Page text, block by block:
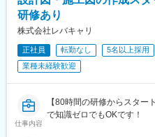
駅、弁天町駅、西九条駅、
地駅、名鉄名古屋駅、近鉄
知県)、星ケ丘駅(愛知県)、
岡県)、福岡空港駅(鉄道)、
岡県)、中洲川端駅、千早駅
暮里駅(舎人ライナー)、祐天
駅、上前津駅、東別院駅、
駅、千里中央駅(大阪モノレ
錦糸町駅、大手町駅(東京都)
駅、東武練馬駅、新横浜駅
戸新田駅、松飛台駅、スポ
駅、海浜幕張駅、誉田駅、
キャンパス駅、新千葉駅、
県)、南浦和駅、さいたま新
波駅、淀屋橋駅、渡辺橋駅
駅、平林駅(大阪府)、中ふ
研修あり
株式会社レバキャリ
正社員 転勤なし 5名以上採用
業種未経験歓迎
仕事内容
【80時間の研修からスタ
で知識ゼロでもOKです！